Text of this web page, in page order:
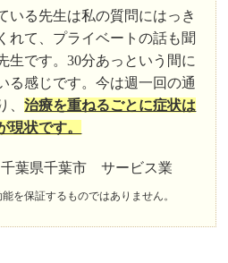
いる先生は私の質問にはっき
れて、プライベートの話も聞
生です。30分あっという間に
る感じです。今は週一回の通
、治療を重ねるごとに症状は
現状です。
県千葉市 サービス業
を保証するものではありません。